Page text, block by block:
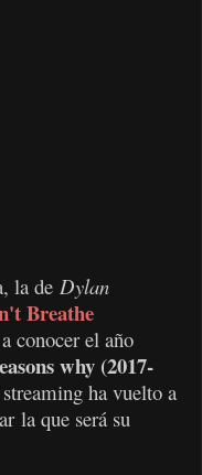
la de Dylan
Breathe
conocer el año
why (2017-
ha vuelto a
la que será su